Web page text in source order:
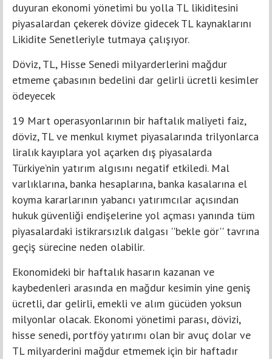
duyuran ekonomi yönetimi bu yolla TL likiditesini
piyasalardan çekerek dövize gidecek TL kaynaklarını
Likidite Senetleriyle tutmaya çalışıyor.
Döviz, TL, Hisse Senedi milyarderlerini mağdur
etmeme çabasının bedelini dar gelirli ücretli kesimler
ödeyecek
19 Mart operasyonlarının bir haftalık maliyeti faiz,
döviz, TL ve menkul kıymet piyasalarında trilyonlarca
liralık kayıplara yol açarken dış piyasalarda
Türkiye’nin yatırım algısını negatif etkiledi. Mal
varlıklarına, banka hesaplarına, banka kasalarına el
koyma kararlarının yabancı yatırımcılar açısından
hukuk güvenliği endişelerine yol açması yanında tüm
piyasalardaki istikrarsızlık dalgası ''bekle gör'' tavrına
geçiş sürecine neden olabilir.
Ekonomideki bir haftalık hasarın kazanan ve
kaybedenleri arasında en mağdur kesimin yine geniş
ücretli, dar gelirli, emekli ve alım gücüden yoksun
milyonlar olacak. Ekonomi yönetimi parası, dövizi,
hisse senedi, portföy yatırımı olan bir avuç dolar ve
TL milyarderini mağdur etmemek için bir haftadır